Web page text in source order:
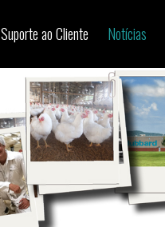
Suporte ao Cliente Notícias